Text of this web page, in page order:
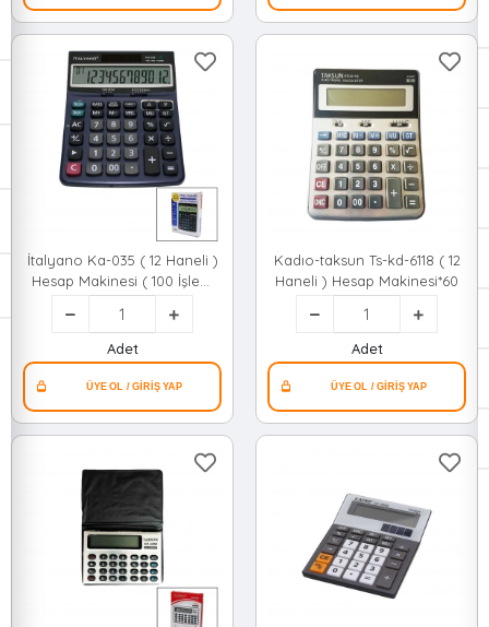
İtalyano Ka-035 ( 12 Haneli )
Hesap Makinesi ( 100 İşlem
Geri Saydırma )*80
Adet
Kadıo-taksun Ts-kd-6118 ( 12
Haneli ) Hesap Makinesi*60
Adet